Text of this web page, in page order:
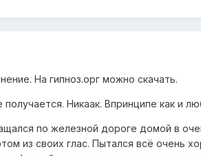
На гипноз.орг можно скачать.
Никаак. Впринципе как и
по железной дороге домой в
из своих глас. Пытался всё очень